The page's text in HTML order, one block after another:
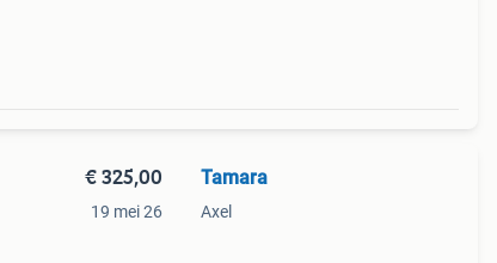
€ 325,00
19 mei 26
Tamara
Axel